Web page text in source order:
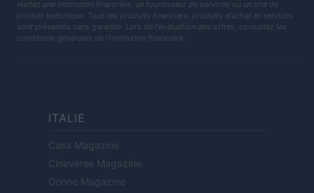
visitez une institution financière, un fournisseur de services ou un site de
produit spécifique. Tous les produits financiers, produits d'achat et services
sont présentés sans garantie. Lors de l'évaluation des offres, consultez les
conditions générales de l'institution financière.
ITALIE
Casa Magazine
Cineverse Magazine
Donne Magazine